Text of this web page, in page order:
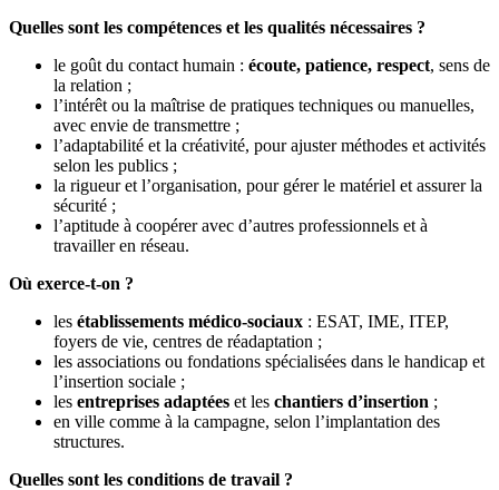
Quelles sont les compétences et les qualités nécessaires ?
le goût du contact humain : écoute, patience, respect, sens de
la relation ;
l’intérêt ou la maîtrise de pratiques techniques ou manuelles,
avec envie de transmettre ;
l’adaptabilité et la créativité, pour ajuster méthodes et activités
selon les publics ;
la rigueur et l’organisation, pour gérer le matériel et assurer la
sécurité ;
l’aptitude à coopérer avec d’autres professionnels et à
travailler en réseau.
Où exerce-t-on ?
les établissements médico-sociaux : ESAT, IME, ITEP,
foyers de vie, centres de réadaptation ;
les associations ou fondations spécialisées dans le handicap et
l’insertion sociale ;
les entreprises adaptées et les chantiers d’insertion ;
en ville comme à la campagne, selon l’implantation des
structures.
Quelles sont les conditions de travail ?